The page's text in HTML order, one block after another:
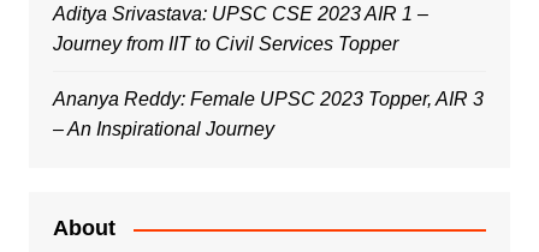
Aditya Srivastava: UPSC CSE 2023 AIR 1 –
Journey from IIT to Civil Services Topper
Ananya Reddy: Female UPSC 2023 Topper, AIR 3
– An Inspirational Journey
About